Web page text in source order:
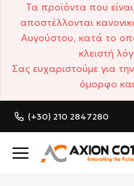
Τα προϊόντα που
αποστέλλονται
Αυγούστου, κατά το
κλειστή
Σας ευχαριστούμε για
όμορφο
(+30) 210 2847280